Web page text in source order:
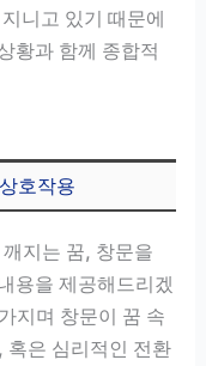
니고 있기 때문에
황과 함께 종합적
호작용
지는 꿈, 창문을
용을 제공해드리겠
지며 창문이 꿈 속
혹은 심리적인 전환